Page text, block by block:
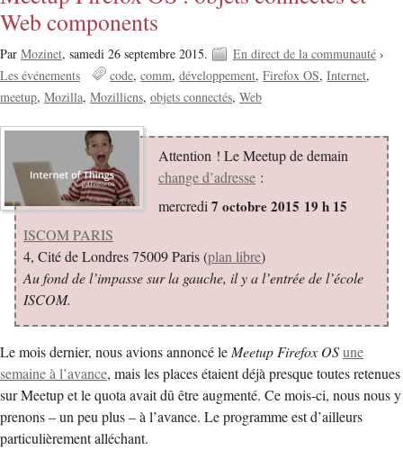
Web components
Par Mozinet, samedi 26 septembre 2015. En direct de la communauté ›
Les événements
code comm développement Firefox OS Internet
meetup Mozilla Mozilliens objets connectés Web
Attention ! Le Meetup de demain
change d’adresse :
mercredi7 octobre 2015 19 h 15
ISCOM PARIS
4, Cité de Londres 75009 Paris (plan libre)
Au fond de l’impasse sur la gauche, il y a l’entrée de l’école
ISCOM.
Le mois dernier, nous avions annoncé leMeetup Firefox OSune
semaine à l’avance, mais les places étaient déjà presque toutes retenues
sur Meetup et le quota avait dû être augmenté. Ce mois-ci, nous nous y
prenons – un peu plus – à l’avance. Le programme est d’ailleurs
particulièrement alléchant.